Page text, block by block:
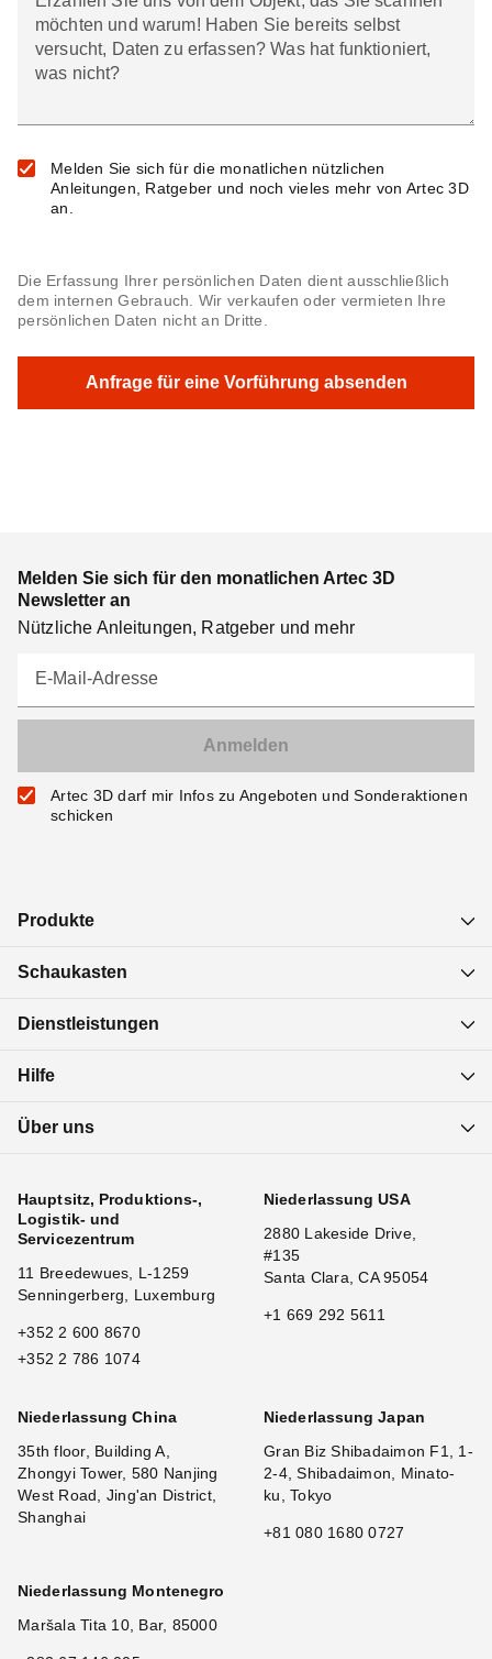
möchten und warum! Haben Sie bereits selbst
versucht, Daten zu erfassen? Was hat funktioniert,
was nicht?
Melden Sie sich für die monatlichen nützlichen
Anleitungen, Ratgeber und noch vieles mehr von Artec 3D
an.
Die Erfassung Ihrer persönlichen Daten dient ausschließlich
dem internen Gebrauch. Wir verkaufen oder vermieten Ihre
persönlichen Daten nicht an Dritte.
Melden Sie sich für den monatlichen Artec 3D
Newsletter an
Nützliche Anleitungen, Ratgeber und mehr
E-Mail-Adresse
Artec 3D darf mir Infos zu Angeboten und Sonderaktionen
schicken
Produkte
Schaukasten
Dienstleistungen
Hilfe
Über uns
Hauptsitz, Produktions-,
Logistik- und
Servicezentrum
11 Breedewues, L-1259
Senningerberg, Luxemburg
+352 2 600 8670
+352 2 786 1074
Niederlassung USA
2880 Lakeside Drive,
#135
Santa Clara, CA 95054
+1 669 292 5611
Niederlassung China
35th floor, Building A,
Zhongyi Tower, 580 Nanjing
West Road, Jing'an District,
Shanghai
Niederlassung Japan
Gran Biz Shibadaimon F1, 1-
2-4, Shibadaimon, Minato-
ku, Tokyo
+81 080 1680 0727
Niederlassung Montenegro
Maršala Tita 10, Bar, 85000